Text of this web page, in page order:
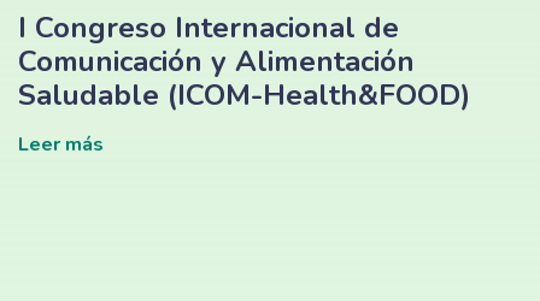
I Congreso Internacional de
Comunicación y Alimentación
Saludable (ICOM-Health&FOOD)
Leer más